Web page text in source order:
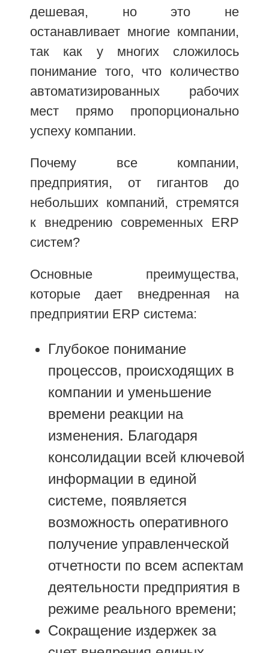
дешевая, но это не
останавливает многие компании,
так как у многих сложилось
понимание того, что количество
автоматизированных рабочих
мест прямо пропорционально
успеху компании.
Почему все компании,
предприятия, от гигантов до
небольших компаний, стремятся
к внедрению современных ERP
систем?
Основные преимущества,
которые дает внедренная на
предприятии ERP система:
Глубокое понимание
процессов, происходящих в
компании и уменьшение
времени реакции на
изменения. Благодаря
консолидации всей ключевой
информации в единой
системе, появляется
возможность оперативного
получение управленческой
отчетности по всем аспектам
деятельности предприятия в
режиме реального времени;
Сокращение издержек за